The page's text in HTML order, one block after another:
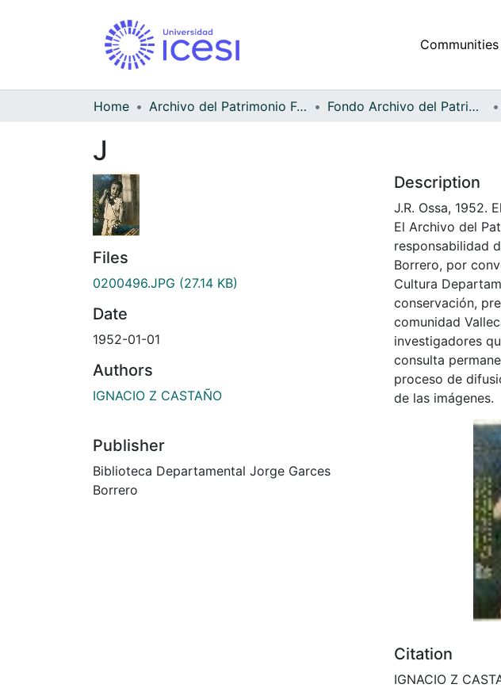
Home Archivo del Patrimonio Fotográfico y Fílmico del Valle del Cauca Fondo Archivo del Patrimonio Fotográfico y Fílmico del Valle del Cauca
J
Files
0200496.JPG (27.14 KB)
Date
1952-01-01
Authors
IGNACIO Z CASTAÑO
Publisher
Biblioteca Departamental Jorge Garces
Borrero
Description
J.R. Ossa, 1952.
El Archivo del
responsabilidad
Borrero, por
Cultura
conservación,
comunidad
investigadores
consulta
proceso de
de las imágenes.
Citation
IGNACIO Z